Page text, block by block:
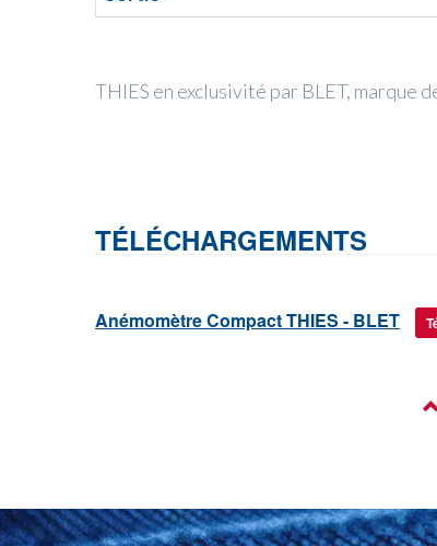
THIES en exclusivité par BLET, marque
TÉLÉCHARGEMENTS
Anémomètre Compact THIES - BLET